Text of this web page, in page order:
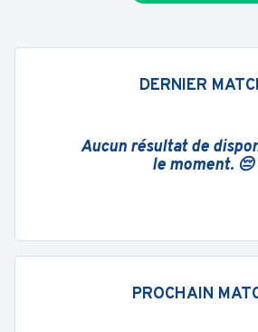
DERNIER
Aucun résultat de
le moment. 😔
PROCHAIN